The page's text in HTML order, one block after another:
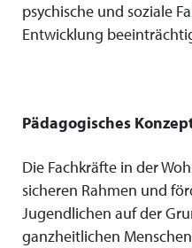
psychische und soziale
Entwicklung
Pädagogisches
Die Fachkräfte in der
sicheren Rahmen und
Jugendlichen auf der
ganzheitlichen